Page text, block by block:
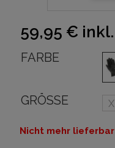
59,95 €
FARBE
GRÖSSE
Nicht mehr lieferbar